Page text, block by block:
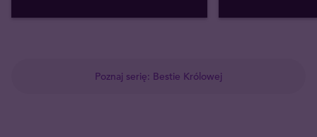
Poznaj serię: Bestie Królowej